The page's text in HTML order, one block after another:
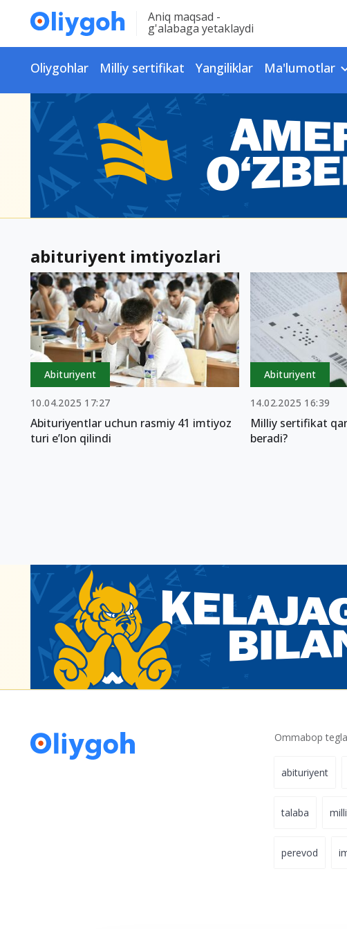
Aniq maqsad -
g'alabaga yetaklaydi
Oliygohlar Milliy sertifikat Yangiliklar Ma'lumotlar
abituriyent imtiyozlari
Abituriyent
10.04.2025 17:27
Abituriyentlar uchun rasmiy 41 imtiyoz
turi e’lon qilindi
Abituriyent
14.02.2025 16:39
Milliy sertifikat
beradi?
Ommabop
abituriyent
talaba
perevod